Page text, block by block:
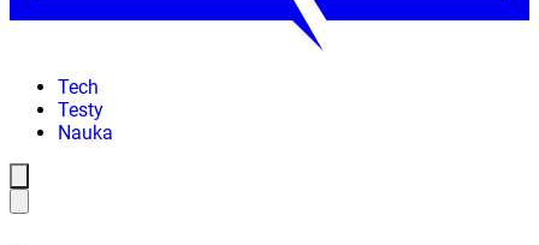
Tech
Testy
Nauka